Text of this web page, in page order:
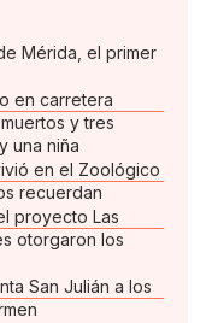
Mérida, el primer
en carretera
y tres
una niña
en el Zoológico
recuerdan
proyecto Las
otorgaron los
San Julián a los